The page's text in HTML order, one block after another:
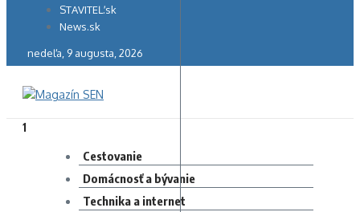
STAVITEĽ.sk
News.sk
nedeľa, 9 augusta, 2026
1
Cestovanie
Domácnosť a bývanie
Technika a internet